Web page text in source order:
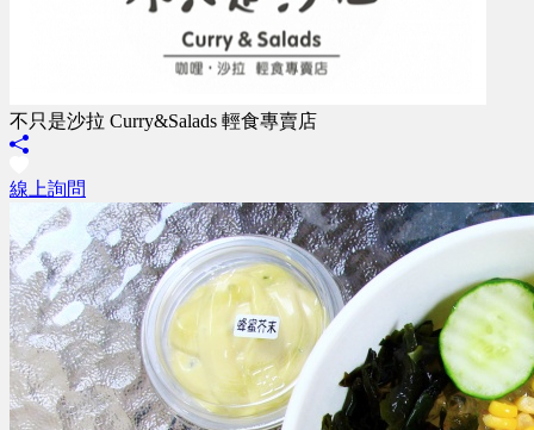
不只是沙拉 Curry&Salads 輕食專賣店
線上詢問